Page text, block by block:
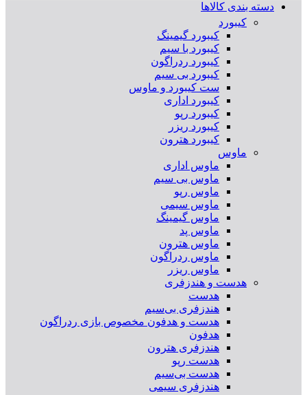
دسته بندی کالاها
کیبورد
کیبورد گیمینگ
کیبورد با سیم
کیبورد ردراگون
کیبورد بی سیم
ست کیبورد و ماوس
کیبورد اداری
کیبورد رپو
کیبورد ریزر
کیبورد هترون
ماوس
ماوس اداری
ماوس بی سیم
ماوس رپو
ماوس سیمی
ماوس گیمینگ
ماوس پد
ماوس هترون
ماوس ردراگون
ماوس ریزر
هدست و هندزفری
هدست
هندزفری بی‌سیم
هدست و هدفون مخصوص بازی ردراگون
هدفون
هندزفری هترون
هدست رپو
هدست بی‌سیم
هندزفری سیمی